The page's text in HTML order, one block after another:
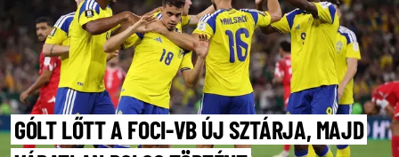
GÓLT LŐTT A FOCI-VB ÚJ SZTÁRJA, MAJD